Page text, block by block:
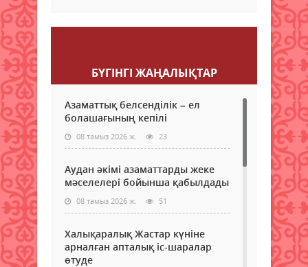
БҮГІНГI ЖАҢАЛЫҚТАР
Азаматтық белсенділік – ел
болашағының кепілі
08 тамыз 2026 ж. 23
Аудан әкімі азаматтарды жеке
мәселелері бойынша қабылдады
08 тамыз 2026 ж. 51
Халықаралық Жастар күніне
арналған апталық іс-шаралар
өтуде